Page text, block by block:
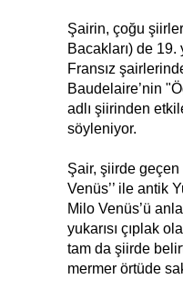
Şairin, çoğu
Bacakları) de 19.
Fransız
Baudelaire’nin
adlı şiirinden
söyleniyor.
Şair, şiirde geçen
Venüs’’ ile antik
Milo Venüs’ü
yukarısı çıplak
tam da şiirde
mermer örtüde